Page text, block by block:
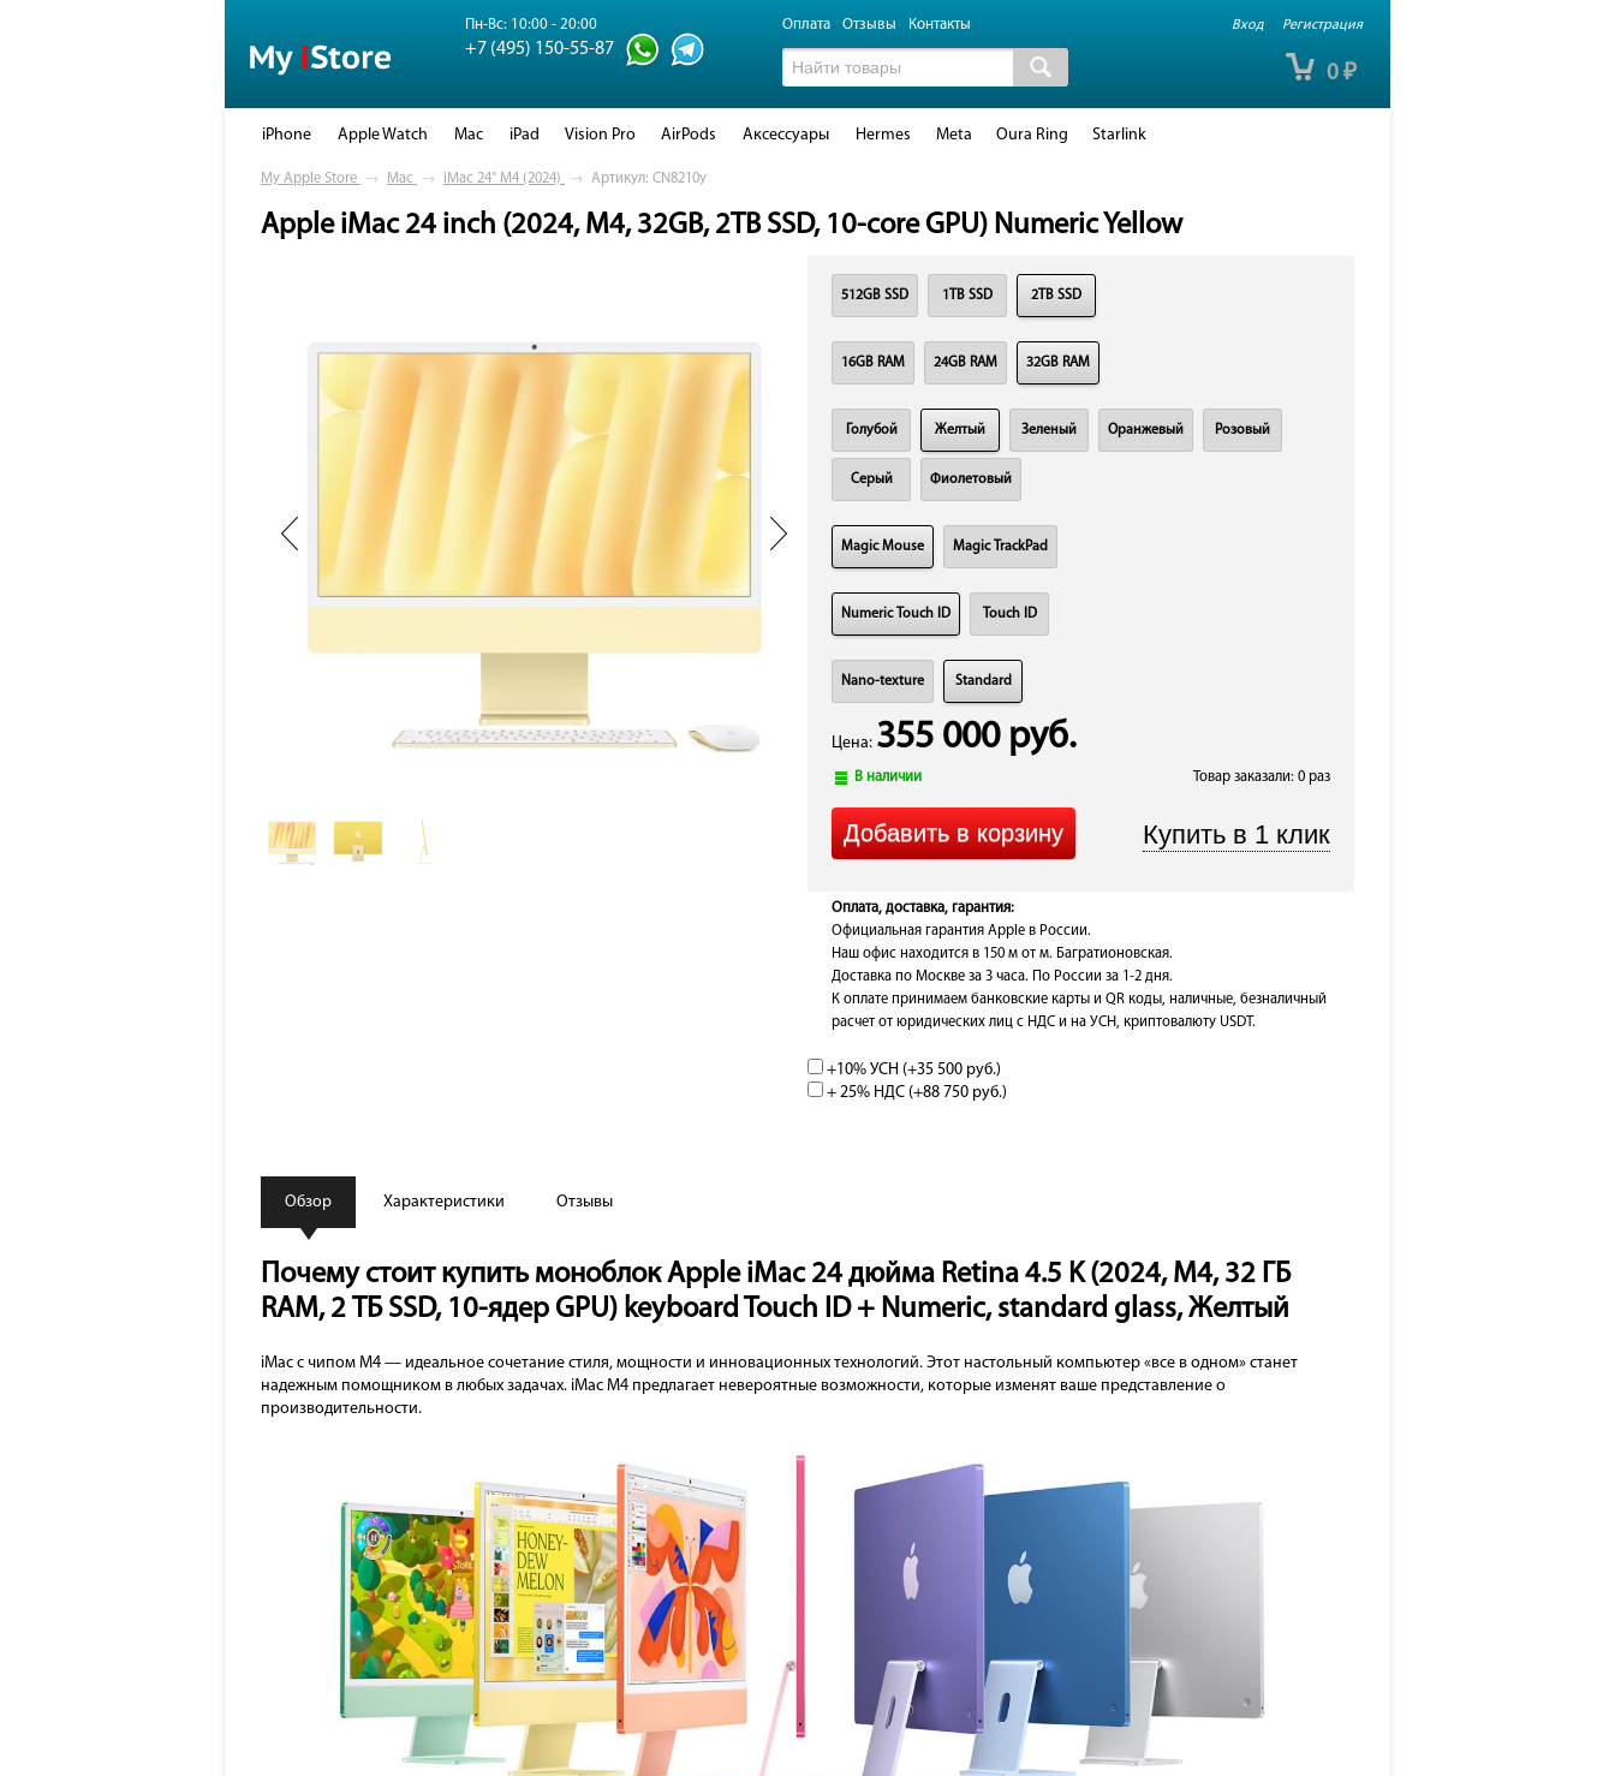
Вход Регистрация
Пн-Вс: 10:00 - 20:00
+7 (495) 150-55-87
Оплата Отзывы Контакты
0 ₽
iPhone Apple Watch Mac iPad Vision Pro AirPods Аксессуары Hermes Meta Oura Ring Starlink
My Apple Store → Mac → iMac 24" M4 (2024) → Артикул: CN8210y
Apple iMac 24 inch (2024, M4, 32GB, 2TB SSD, 10-core GPU) Numeric Yellow
512GB SSD 1TB SSD 2TB SSD
16GB RAM 24GB RAM 32GB RAM
Голубой Желтый Зеленый Оранжевый Розовый
Серый Фиолетовый
Magic Mouse Magic TrackPad
Numeric Touch ID Touch ID
Nano-texture Standard
Цена: 355 000 руб.
В наличии Товар заказали: 0 раз
Оплата, доставка, гарантия:
Официальная гарантия Apple в России.
Наш офис находится в 150 м от м. Багратионовская.
Доставка по Москве за 3 часа. По России за 1-2 дня.
К оплате принимаем банковские карты и QR коды, наличные, безналичный
расчет от юридических лиц с НДС и на УСН, криптовалюту USDT.
+10% УСН (+35 500 руб.)
+ 25% НДС (+88 750 руб.)
Обзор Характеристики Отзывы
Почему стоит купить моноблок Apple iMac 24 дюйма Retina 4.5 K (2024, M4, 32 ГБ
RAM, 2 ТБ SSD, 10-ядер GPU) keyboard Touch ID + Numeric, standard glass, Желтый
iMac с чипом M4 — идеальное сочетание стиля, мощности и инновационных технологий. Этот настольный компьютер «все в одном» станет
надежным помощником в любых задачах. iMac M4 предлагает невероятные возможности, которые изменят ваше представление о
производительности.